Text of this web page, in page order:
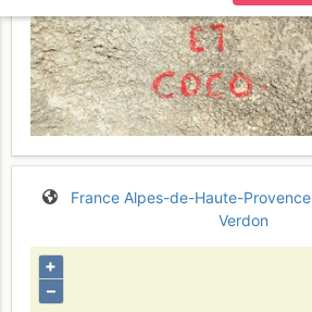
France Alpes-de-Haute-Provence
Verdon
+
–